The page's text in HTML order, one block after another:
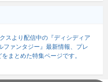
スより配信中の『ディシディア
ファンタジー』最新情報、プレ
まとめた特集ページです。